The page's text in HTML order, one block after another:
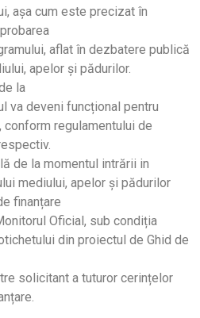
așa cum este precizat în
aflat în dezbatere publică
apelor și pădurilor.
la
va deveni funcțional pentru
regulamentului de
de la momentul intrării in
mediului, apelor și pădurilor
finanțare
Oficial, sub condiția
din proiectul de Ghid de
solicitant a tuturor cerințelor